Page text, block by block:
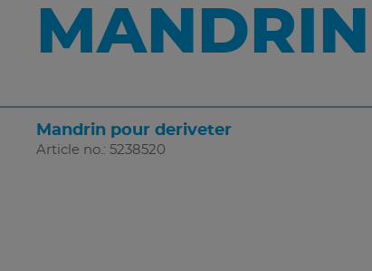
Mandrin pour deriveter
Article no.: 5238520